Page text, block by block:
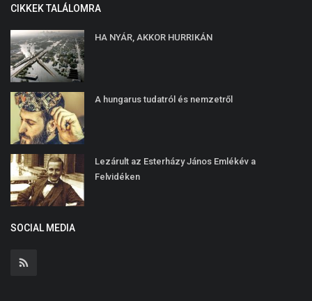
CIKKEK TALÁLOMRA
HA NYÁR, AKKOR HURRIKÁN
A hungarus tudatról és nemzetről
Lezárult az Esterházy János Emlékév a
Felvidéken
SOCIAL MEDIA